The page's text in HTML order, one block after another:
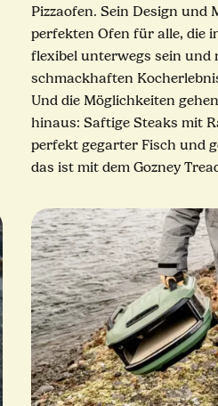
Pizzaofen. Sein Design
perfekten Ofen für alle, die
flexibel unterwegs sein und
schmackhaften
Und die Möglichkeiten
hinaus: Saftige Steaks mit
perfekt gegarter Fisch und
das ist mit dem Gozney